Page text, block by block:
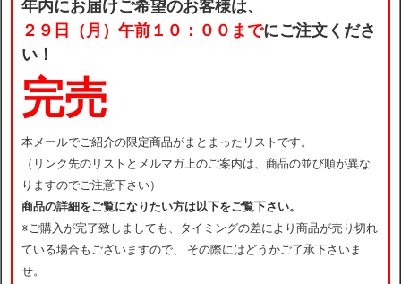
年内にお届けご希望のお客様は、
２９日（月）午前１０：００までにご注文くださ
い！
完売
本メールでご紹介の限定商品がまとまったリストです。
（リンク先のリストとメルマガ上のご案内は、商品の並び順が異な
りますのでご注意下さい）
商品の詳細をご覧になりたい方は以下をご覧下さい。
※ご購入が完了致しましても、タイミングの差により商品が売り切れ
ている場合もございますので、 その際にはどうかご了承下さいま
せ。